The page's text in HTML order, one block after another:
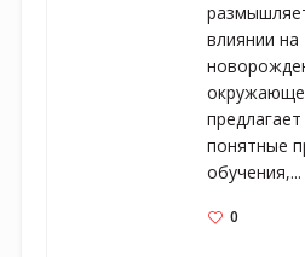
влиянии на
понятные
обучения,...
0